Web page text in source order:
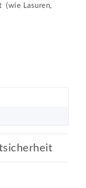
(wie Lasuren,